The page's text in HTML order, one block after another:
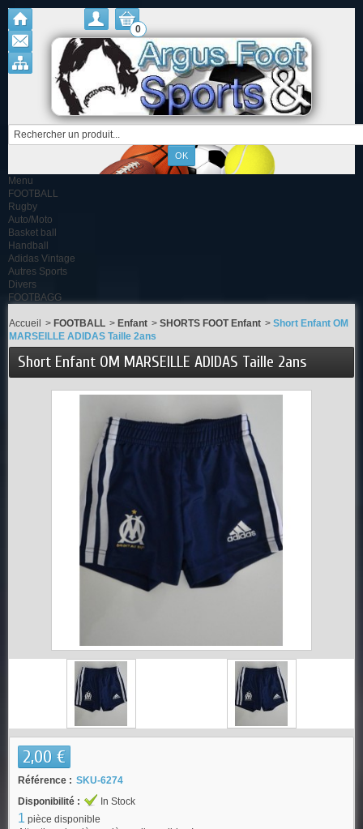
0
Menu
FOOTBALL
Rugby
Auto/Moto
Basket ball
Handball
Adidas Vintage
Autres Sports
Divers
FOOTBAGG
Accueil > FOOTBALL > Enfant > SHORTS FOOT Enfant > Short Enfant OM
MARSEILLE ADIDAS Taille 2ans
Short Enfant OM MARSEILLE ADIDAS Taille 2ans
2,00 €
Référence : SKU-6274
Disponibilité :
In Stock
1 pièce disponible